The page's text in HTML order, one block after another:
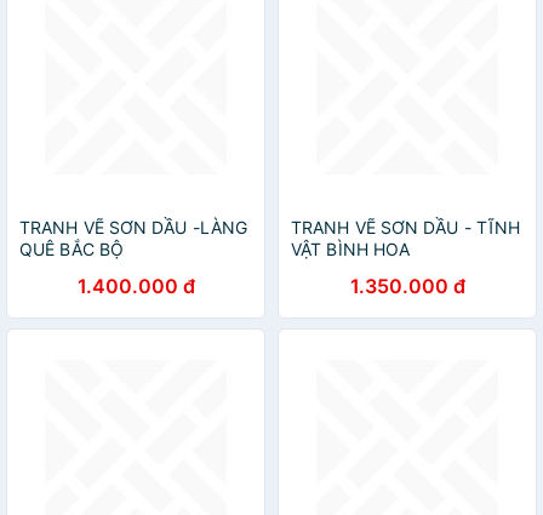
TRANH VẼ SƠN DẦU -LÀNG
QUÊ BẮC BỘ
1.400.000 đ
TRANH VẼ SƠN DẦU - TĨNH
VẬT BÌNH HOA
1.350.000 đ